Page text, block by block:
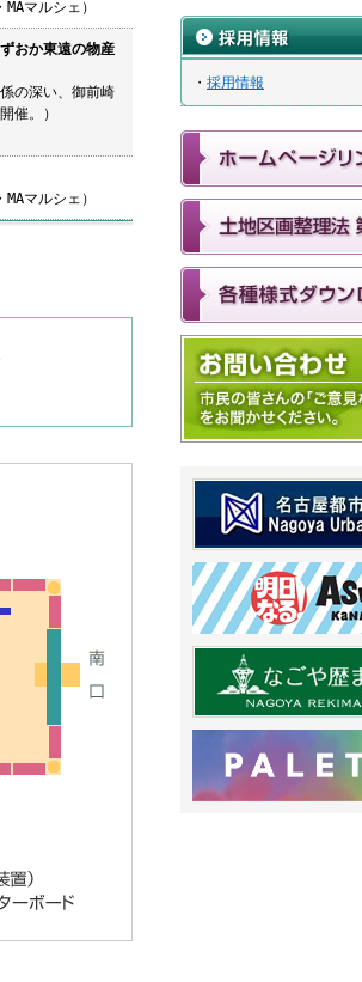
・ 採用情報
マルシェ）
おか東遠の物産
の深い、御前崎
催。）
マルシェ）